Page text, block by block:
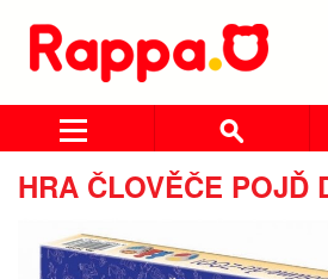
HRA ČLOVĚČE POJĎ